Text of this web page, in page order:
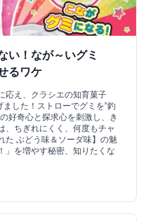
い！なが～いグミ
るワケ
応え、クラシエの知育菓子
した！ストローでグミを”釣
好奇心と探求心を刺激し、き
、ちぎれにくく、何度もチャ
た ぶどう味＆ソーダ味】の魅
」を増やす秘密、知りたくな